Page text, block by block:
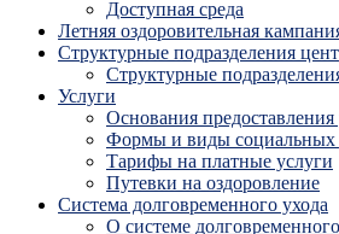
Доступная среда
Летняя оздоровительная
Структурные подразделения
Структурные
Услуги
Основания предоставления
Формы и виды социальных
Тарифы на платные услуги
Путевки на оздоровление
Система долговременного ухода
О системе